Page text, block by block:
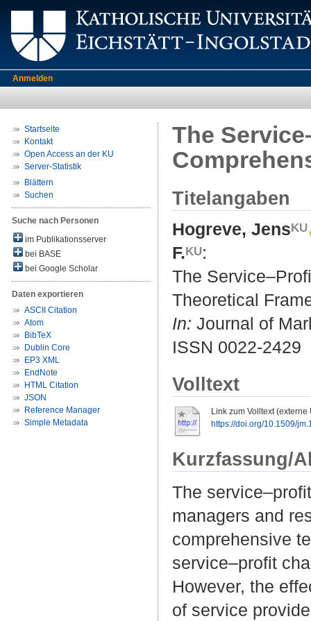
Anmelden
Startseite
Kontakt
Open Access an der KU
Server-Statistik
Blättern
Suchen
Suche nach Personen
im Publikationsserver
bei BASE
bei Google Scholar
Daten exportieren
ASCII Citation
Atom
BibTeX
Dublin Core
EP3 XML
EndNote
HTML Citation
JSON
Reference Manager
Simple Metadata
The
Titelangaben
Hogreve, Jens
F.
:
The
Theoretical
In: Journal of
ISSN 0022-2429
Volltext
Link zum Volltext (externe
https://doi.org/10.1509/
Kurzfassung/
The
managers and
comprehensive
service–profit
However, the
of service